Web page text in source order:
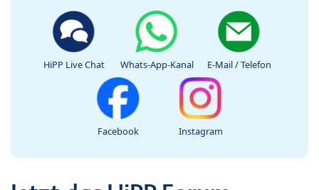
HiPP Live Chat Whats-App-Kanal E-Mail / Telefon
Facebook Instagram